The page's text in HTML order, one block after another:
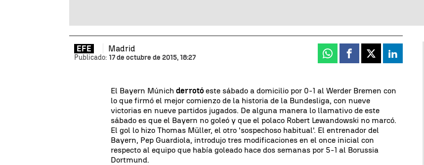
EFE Madrid
Publicado: 17 de octubre de 2015, 18:27 Whatsapp
Facebook
X Linkedin
El Bayern Múnichderrotóeste sábado a domicilio por 0-1 al Werder Bremen con
lo que firmó el mejor comienzo de la historia de la Bundesliga, con nueve
victorias en nueve partidos jugados. De alguna manera lo llamativo de este
sábado es que el Bayern no goleó y que el polaco Robert Lewandowski no marcó.
El gol lo hizo Thomas Müller, el otro 'sospechoso habitual'. El entrenador del
Bayern, Pep Guardiola, introdujo tres modificaciones en el once inicial con
respecto al equipo que había goleado hace dos semanas por 5-1 al Borussia
Dortmund.